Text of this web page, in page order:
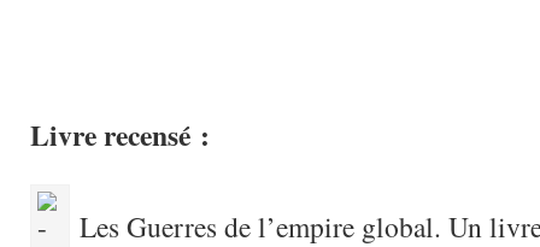
Livre recensé :
Les Guerres de l’empire global. Un